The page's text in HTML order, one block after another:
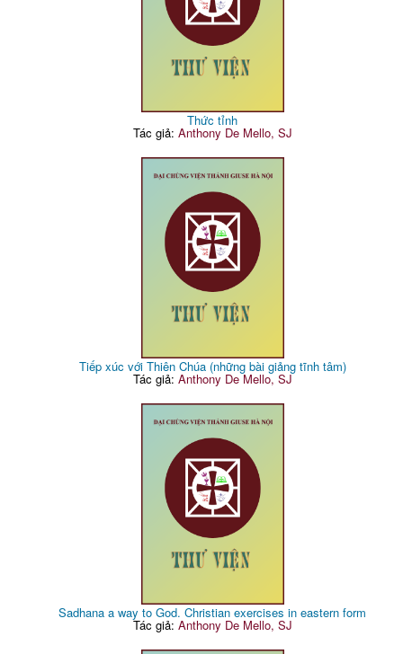
Thức tỉnh
Tác giả: Anthony De Mello, SJ
Tiếp xúc với Thiên Chúa (những bài giảng tĩnh tâm)
Tác giả: Anthony De Mello, SJ
Sadhana a way to God. Christian exercises in eastern form
Tác giả: Anthony De Mello, SJ